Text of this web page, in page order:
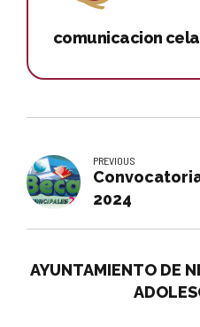
comunicacion
PREVIOUS
2024
AYUNTAMIENTO DE